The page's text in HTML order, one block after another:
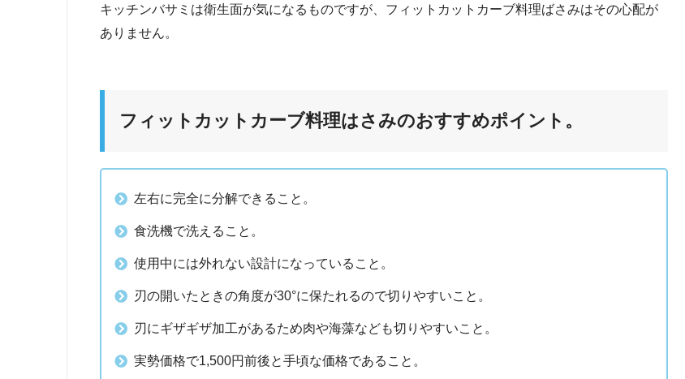
キッチンバサミは衛生面が気になるものですが、フィットカットカーブ料理ばさみはその心配が
ありません。
フィットカットカーブ料理はさみのおすすめポイント。
左右に完全に分解できること。
食洗機で洗えること。
使用中には外れない設計になっていること。
刃の開いたときの角度が30°に保たれるので切りやすいこと。
刃にギザギザ加工があるため肉や海藻なども切りやすいこと。
実勢価格で1,500円前後と手頃な価格であること。